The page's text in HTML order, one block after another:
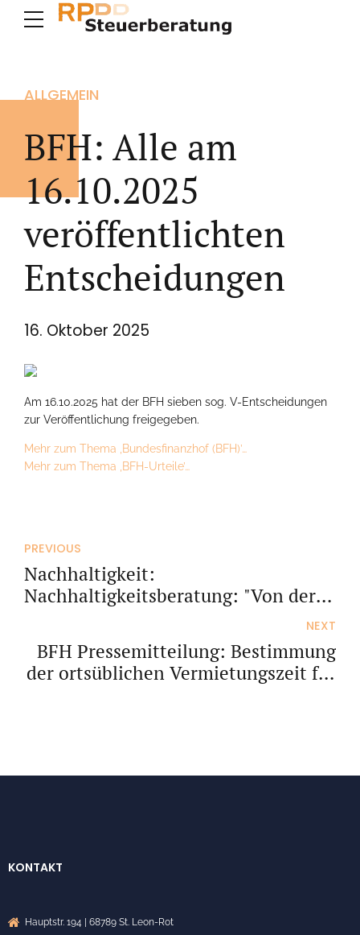
ALLGEMEIN
BFH: Alle am
16.10.2025
veröffentlichten
Entscheidungen
16. Oktober 2025
Am 16.10.2025 hat der BFH sieben sog. V-Entscheidungen
zur Veröffentlichung freigegeben.
Mehr zum Thema ‚Bundesfinanzhof (BFH)’…
Mehr zum Thema ‚BFH-Urteile’…
PREVIOUS
Nachhaltigkeit:
Nachhaltigkeitsberatung: "Von der
Nachfrage"
NEXT
BFH Pressemitteilung: Bestimmung
der ortsüblichen Vermietungszeit für
KONTAKT
Hauptstr. 194 | 68789 St. Leon-Rot